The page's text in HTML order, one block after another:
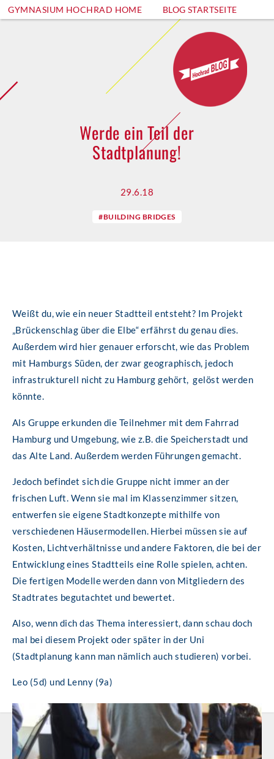
GYMNASIUM HOCHRAD HOME BLOG STARTSEITE
Werde ein Teil der
Stadtplanung!
29.6.18
#BUILDING BRIDGES
Weißt du, wie ein neuer Stadtteil entsteht? Im Projekt
„Brückenschlag über die Elbe“ erfährst du genau dies.
Außerdem wird hier genauer erforscht, wie das Problem
mit Hamburgs Süden, der zwar geographisch, jedoch
infrastrukturell nicht zu Hamburg gehört, gelöst werden
könnte.
Als Gruppe erkunden die Teilnehmer mit dem Fahrrad
Hamburg und Umgebung, wie z.B. die Speicherstadt und
das Alte Land. Außerdem werden Führungen gemacht.
Jedoch befindet sich die Gruppe nicht immer an der
frischen Luft. Wenn sie mal im Klassenzimmer sitzen,
entwerfen sie eigene Stadtkonzepte mithilfe von
verschiedenen Häusermodellen. Hierbei müssen sie auf
Kosten, Lichtverhältnisse und andere Faktoren, die bei der
Entwicklung eines Stadtteils eine Rolle spielen, achten.
Die fertigen Modelle werden dann von Mitgliedern des
Stadtrates begutachtet und bewertet.
Also, wenn dich das Thema interessiert, dann schau doch
mal bei diesem Projekt oder später in der Uni
(Stadtplanung kann man nämlich auch studieren) vorbei.
Leo (5d) und Lenny (9a)